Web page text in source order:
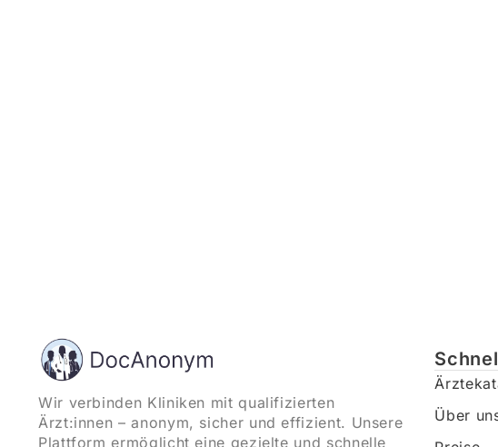
Wir verbinden Kliniken mit qualifizierten
Ärzt:innen – anonym, sicher und effizient. Unsere
Plattform ermöglicht eine gezielte und schnelle
Über